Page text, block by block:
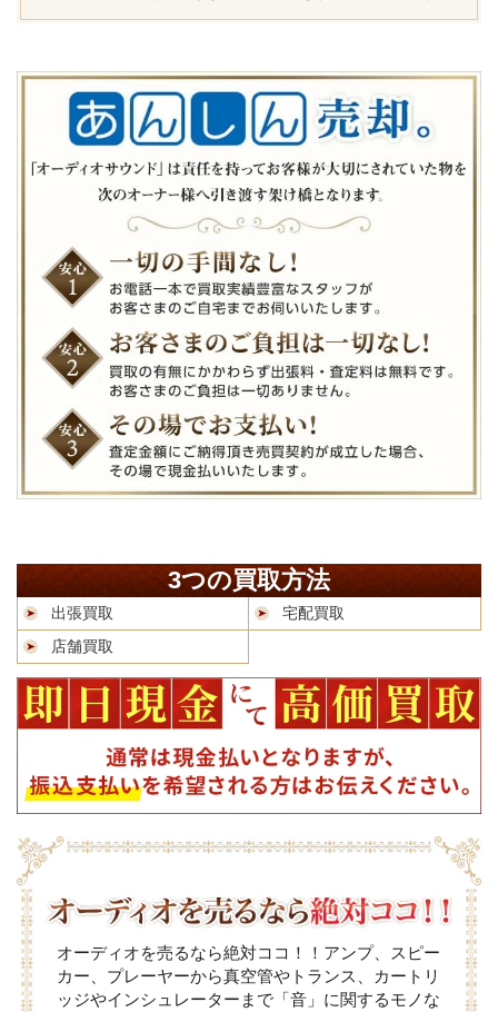
3つの買取方法
出張買取
宅配買取
店舗買取
オーディオを売るなら絶対ココ！！アンプ、スピー
カー、プレーヤーから真空管やトランス、カートリ
ッジやインシュレーターまで「音」に関するモノな